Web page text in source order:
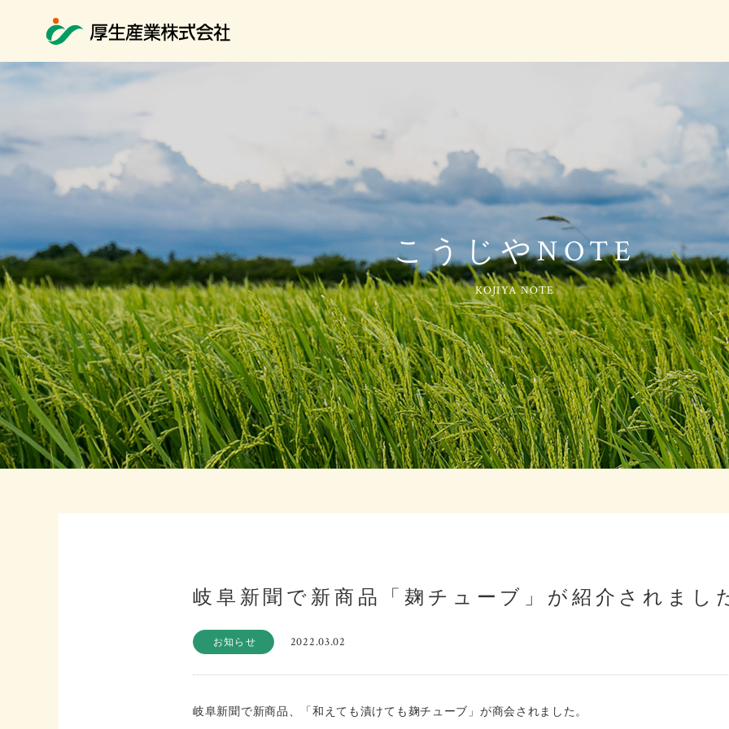
こうじやNOTE
岐阜新聞で新商品「麹チューブ」が紹介されまし
お知らせ 2022.03.02
岐阜新聞で新商品、「和えても漬けても麹チューブ」が商会されました。